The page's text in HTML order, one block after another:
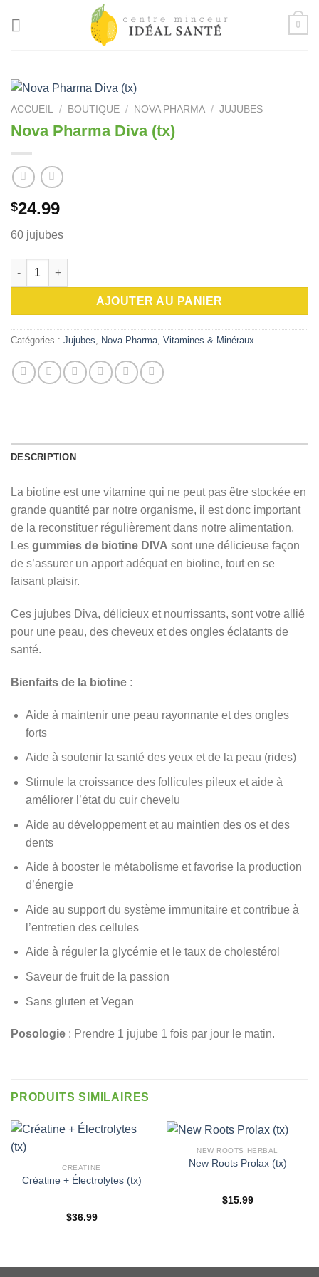
0
ACCUEIL / BOUTIQUE / NOVA PHARMA / JUJUBES
Nova Pharma Diva (tx)
$24.99
60 jujubes
quantité de Nova Pharma Diva (tx)
AJOUTER AU PANIER
Catégories : Jujubes, Nova Pharma, Vitamines & Minéraux
DESCRIPTION
La biotine est une vitamine qui ne peut pas être stockée en
grande quantité par notre organisme, il est donc important
de la reconstituer régulièrement dans notre alimentation.
Les gummies de biotine DIVA sont une délicieuse façon
de s’assurer un apport adéquat en biotine, tout en se
faisant plaisir.
Ces jujubes Diva, délicieux et nourrissants, sont votre allié
pour une peau, des cheveux et des ongles éclatants de
santé.
Bienfaits de la biotine :
Aide à maintenir une peau rayonnante et des ongles
forts
Aide à soutenir la santé des yeux et de la peau (rides)
Stimule la croissance des follicules pileux et aide à
améliorer l’état du cuir chevelu
Aide au développement et au maintien des os et des
dents
Aide à booster le métabolisme et favorise la production
d’énergie
Aide au support du système immunitaire et contribue à
l’entretien des cellules
Aide à réguler la glycémie et le taux de cholestérol
Saveur de fruit de la passion
Sans gluten et Vegan
Posologie : Prendre 1 jujube 1 fois par jour le matin.
PRODUITS SIMILAIRES
CRÉATINE
Créatine + Électrolytes (tx)
$36.99
NEW ROOTS HERBAL
New Roots Prolax (tx)
$15.99